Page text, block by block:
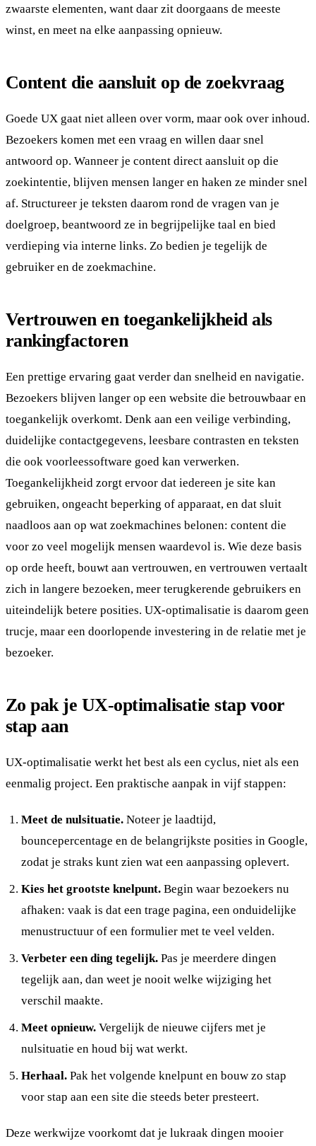
zwaarste elementen, want daar zit doorgaans de meeste
winst, en meet na elke aanpassing opnieuw.
Content die aansluit op de zoekvraag
Goede UX gaat niet alleen over vorm, maar ook over inhoud.
Bezoekers komen met een vraag en willen daar snel
antwoord op. Wanneer je content direct aansluit op die
zoekintentie, blijven mensen langer en haken ze minder snel
af. Structureer je teksten daarom rond de vragen van je
doelgroep, beantwoord ze in begrijpelijke taal en bied
verdieping via interne links. Zo bedien je tegelijk de
gebruiker en de zoekmachine.
Vertrouwen en toegankelijkheid als
rankingfactoren
Een prettige ervaring gaat verder dan snelheid en navigatie.
Bezoekers blijven langer op een website die betrouwbaar en
toegankelijk overkomt. Denk aan een veilige verbinding,
duidelijke contactgegevens, leesbare contrasten en teksten
die ook voorleessoftware goed kan verwerken.
Toegankelijkheid zorgt ervoor dat iedereen je site kan
gebruiken, ongeacht beperking of apparaat, en dat sluit
naadloos aan op wat zoekmachines belonen: content die
voor zo veel mogelijk mensen waardevol is. Wie deze basis
op orde heeft, bouwt aan vertrouwen, en vertrouwen vertaalt
zich in langere bezoeken, meer terugkerende gebruikers en
uiteindelijk betere posities. UX-optimalisatie is daarom geen
trucje, maar een doorlopende investering in de relatie met je
bezoeker.
Zo pak je UX-optimalisatie stap voor
stap aan
UX-optimalisatie werkt het best als een cyclus, niet als een
eenmalig project. Een praktische aanpak in vijf stappen:
Meet de nulsituatie. Noteer je laadtijd,
bouncepercentage en de belangrijkste posities in Google,
zodat je straks kunt zien wat een aanpassing oplevert.
Kies het grootste knelpunt. Begin waar bezoekers nu
afhaken: vaak is dat een trage pagina, een onduidelijke
menustructuur of een formulier met te veel velden.
Verbeter een ding tegelijk. Pas je meerdere dingen
tegelijk aan, dan weet je nooit welke wijziging het
verschil maakte.
Meet opnieuw. Vergelijk de nieuwe cijfers met je
nulsituatie en houd bij wat werkt.
Herhaal. Pak het volgende knelpunt en bouw zo stap
voor stap aan een site die steeds beter presteert.
Deze werkwijze voorkomt dat je lukraak dingen mooier